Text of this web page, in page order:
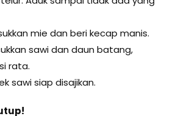
mie dan beri kecap manis.
sawi dan daun batang,
rata.
sawi siap disajikan.